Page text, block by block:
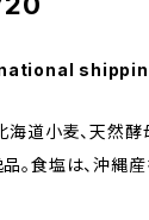
海道小麦、天然酵
。食塩は、沖縄